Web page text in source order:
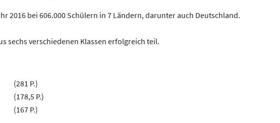
2016 bei 606.000 Schülern in 7 Ländern, darunter auch Deutschland.
sechs verschiedenen Klassen erfolgreich teil.
(281 P.)
(178,5 P.)
(167 P.)